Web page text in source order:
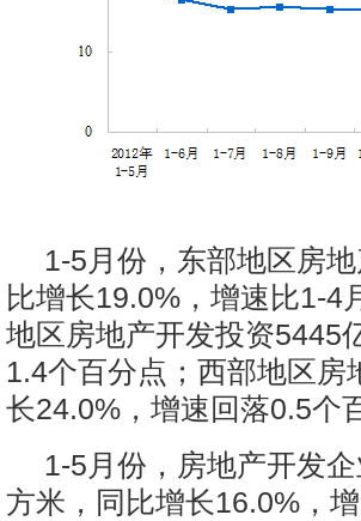
1-5月份，东部地区房
比增长19.0%，增速比1-4
地区房地产开发投资5445
1.4个百分点；西部地区
长24.0%，增速回落0.5个
1-5月份，房地产开发
方米，同比增长16.0%，